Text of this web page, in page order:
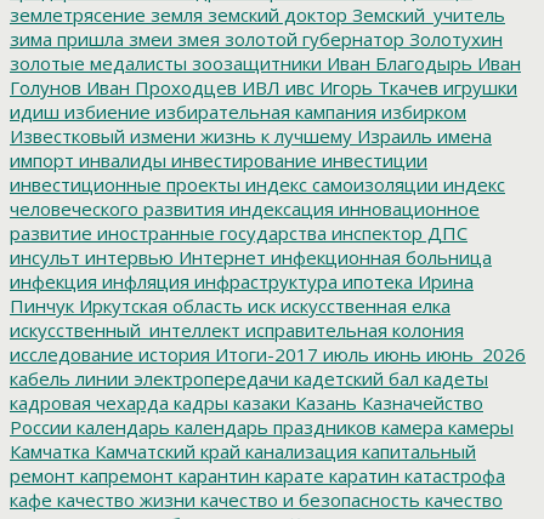
землетрясение земля земский доктор Земский_учитель
зима пришла змеи змея золотой губернатор Золотухин
золотые медалисты зоозащитники Иван Благодырь Иван
Голунов Иван Проходцев ИВЛ ивс Игорь Ткачев игрушки
идиш избиение избирательная кампания избирком
Известковый измени жизнь к лучшему Израиль имена
импорт инвалиды инвестирование инвестиции
инвестиционные проекты индекс самоизоляции индекс
человеческого развития индексация инновационное
развитие иностранные государства инспектор ДПС
инсульт интервью Интернет инфекционная больница
инфекция инфляция инфраструктура ипотека Ирина
Пинчук Иркутская область иск искусственная елка
искусственный_интеллект исправительная колония
исследование история Итоги-2017 июль июнь июнь_2026
кабель линии электропередачи кадетский бал кадеты
кадровая чехарда кадры казаки Казань Казначейство
России календарь календарь праздников камера камеры
Камчатка Камчатский край канализация капитальный
ремонт капремонт карантин карате каратин катастрофа
кафе качество жизни качество и безопасность качество